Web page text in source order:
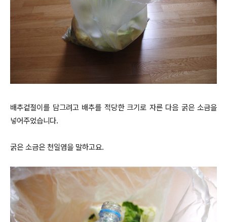
배추겉절이를 담그려고 배추를 적당한 크기로 자른 다음 굵은 소금을
넣어주었습니다.
굵은 소금은 천일염을 말하고요.